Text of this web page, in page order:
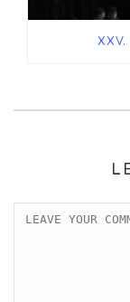
XXV.